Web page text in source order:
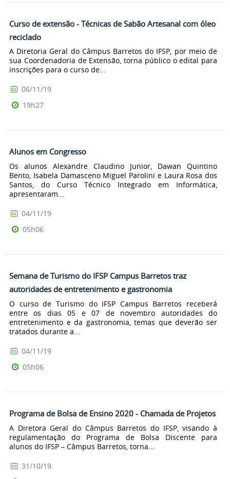
Curso de extensão - Técnicas de Sabão Artesanal com óleo
reciclado
A Diretoria Geral do Câmpus Barretos do IFSP, por meio de
sua Coordenadoria de Extensão, torna público o edital para
inscrições para o curso de...
06/11/19
19h27
Alunos em Congresso
Os alunos Alexandre Claudino Junior, Dawan Quintino
Bento, Isabela Damasceno Miguel Parolini e Laura Rosa dos
Santos, do Curso Técnico Integrado em Informática,
apresentaram...
04/11/19
05h06
Semana de Turismo do IFSP Campus Barretos traz
autoridades de entretenimento e gastronomia
O curso de Turismo do IFSP Campus Barretos receberá
entre os dias 05 e 07 de novembro autoridades do
entretenimento e da gastronomia, temas que deverão ser
tratados durante a...
04/11/19
05h06
Programa de Bolsa de Ensino 2020 - Chamada de Projetos
A Diretora Geral do Câmpus Barretos do IFSP, visando à
regulamentação do Programa de Bolsa Discente para
alunos do IFSP – Câmpus Barretos, torna...
31/10/19